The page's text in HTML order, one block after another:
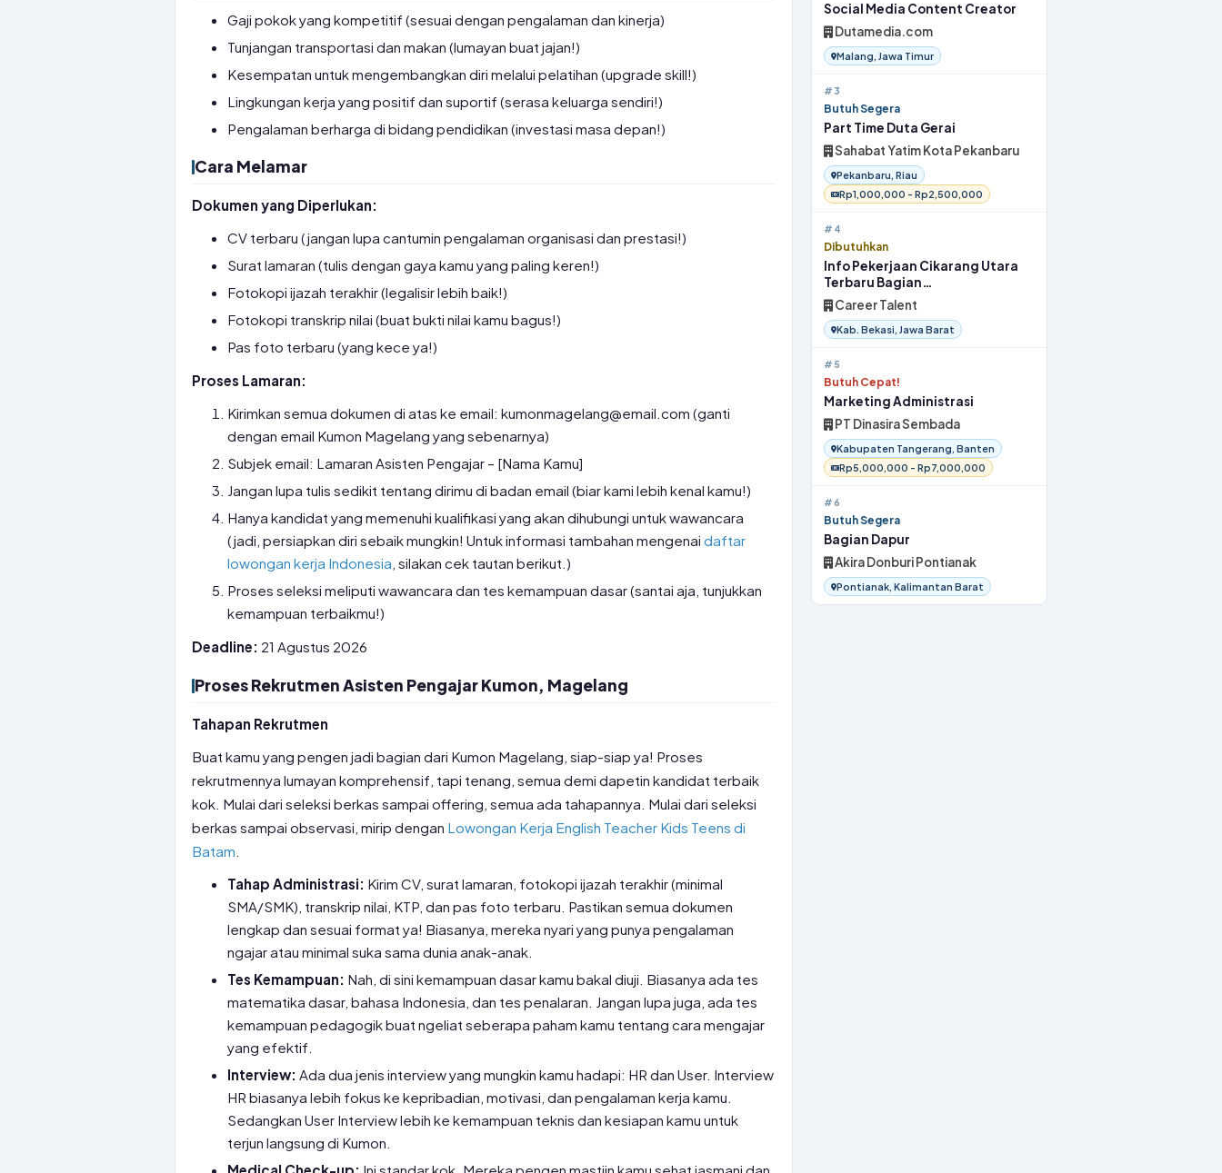
Gaji pokok yang kompetitif (sesuai dengan pengalaman dan kinerja)
Tunjangan transportasi dan makan (lumayan buat jajan!)
Kesempatan untuk mengembangkan diri melalui pelatihan (upgrade skill!)
Lingkungan kerja yang positif dan suportif (serasa keluarga sendiri!)
Pengalaman berharga di bidang pendidikan (investasi masa depan!)
Cara Melamar
Dokumen yang Diperlukan:
CV terbaru (jangan lupa cantumin pengalaman organisasi dan prestasi!)
Surat lamaran (tulis dengan gaya kamu yang paling keren!)
Fotokopi ijazah terakhir (legalisir lebih baik!)
Fotokopi transkrip nilai (buat bukti nilai kamu bagus!)
Pas foto terbaru (yang kece ya!)
Proses Lamaran:
Kirimkan semua dokumen di atas ke email: kumonmagelang@email.com (ganti
dengan email Kumon Magelang yang sebenarnya)
Subjek email: Lamaran Asisten Pengajar – [Nama Kamu]
Jangan lupa tulis sedikit tentang dirimu di badan email (biar kami lebih kenal kamu!)
Hanya kandidat yang memenuhi kualifikasi yang akan dihubungi untuk wawancara
(jadi, persiapkan diri sebaik mungkin! Untuk informasi tambahan mengenaidaftar
lowongan kerja Indonesia , silakan cek tautan berikut.)
Proses seleksi meliputi wawancara dan tes kemampuan dasar (santai aja, tunjukkan
kemampuan terbaikmu!)
Deadline: 21 Agustus 2026
Proses Rekrutmen Asisten Pengajar Kumon, Magelang
Tahapan Rekrutmen
Buat kamu yang pengen jadi bagian dari Kumon Magelang, siap-siap ya! Proses
rekrutmennya lumayan komprehensif, tapi tenang, semua demi dapetin kandidat terbaik
kok. Mulai dari seleksi berkas sampai offering, semua ada tahapannya. Mulai dari seleksi
berkas sampai observasi, mirip dengan Lowongan Kerja English Teacher Kids Teens di
Batam
Tahap Administrasi: Kirim CV, surat lamaran, fotokopi ijazah terakhir (minimal
SMA/SMK), transkrip nilai, KTP, dan pas foto terbaru. Pastikan semua dokumen
lengkap dan sesuai format ya! Biasanya, mereka nyari yang punya pengalaman
ngajar atau minimal suka sama dunia anak-anak.
Tes Kemampuan: Nah, di sini kemampuan dasar kamu bakal diuji. Biasanya ada tes
matematika dasar, bahasa Indonesia, dan tes penalaran. Jangan lupa juga, ada tes
kemampuan pedagogik buat ngeliat seberapa paham kamu tentang cara mengajar
yang efektif.
Interview: Ada dua jenis interview yang mungkin kamu hadapi: HR dan User. Interview
HR biasanya lebih fokus ke kepribadian, motivasi, dan pengalaman kerja kamu.
Sedangkan User Interview lebih ke kemampuan teknis dan kesiapan kamu untuk
terjun langsung di Kumon.
Social Media Content Creator
Dutamedia.com
Malang, Jawa Timur
#3
Butuh Segera
Part Time Duta Gerai
Sahabat Yatim Kota Pekanbaru
Pekanbaru, Riau
Rp1,000,000 - Rp2,500,000
#4
Dibutuhkan
Info Pekerjaan Cikarang Utara
Terbaru Bagian
OperatorProduksi 2026
Career Talent
Kab. Bekasi, Jawa Barat
#5
Butuh Cepat!
Marketing Administrasi
PT Dinasira Sembada
Kabupaten Tangerang, Banten
Rp5,000,000 - Rp7,000,000
#6
Butuh Segera
Bagian Dapur
Akira Donburi Pontianak
Pontianak, Kalimantan Barat